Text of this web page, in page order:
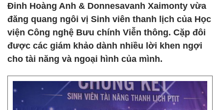
Đinh Hoàng Anh & Donnesavanh Xaimonty vừa
đăng quang ngôi vị Sinh viên thanh lịch của Học
viện Công nghệ Bưu chính Viễn thông. Cặp đôi
được các giám khảo dành nhiều lời khen ngợi
cho tài năng và ngoại hình của mình.